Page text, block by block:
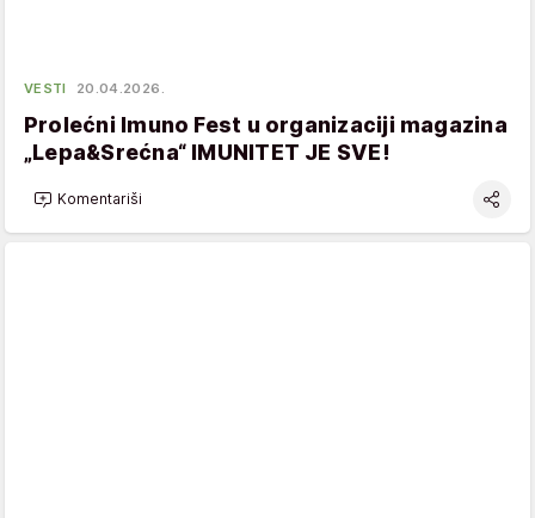
VESTI 20.04.2026.
Prolećni Imuno Fest u organizaciji magazina
„Lepa&Srećna“ IMUNITET JE SVE!
Komentariši